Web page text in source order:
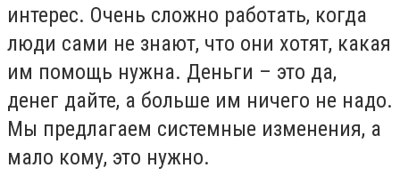
интерес. Очень сложно работать, когда
люди сами не знают, что они хотят, какая
им помощь нужна. Деньги – это да,
денег дайте, а больше им ничего не надо.
Мы предлагаем системные изменения, а
мало кому, это нужно.